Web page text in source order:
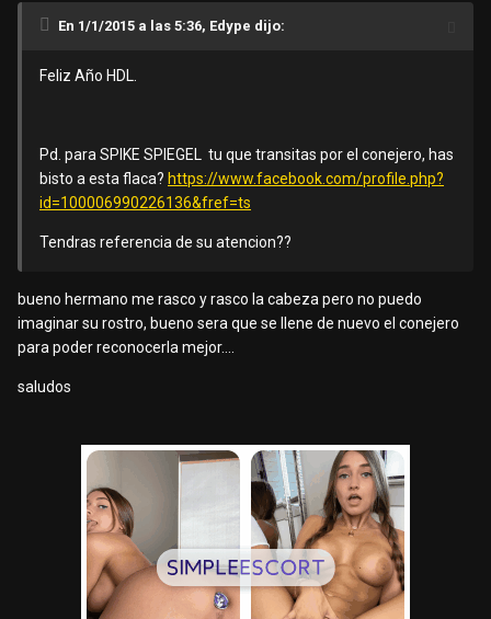
En 1/1/2015 a las 5:36, Edype dijo:
Feliz Año HDL.
Pd. para SPIKE SPIEGEL tu que transitas por el conejero, has
bisto a esta flaca? https://www.facebook.com/profile.php?
id=100006990226136&fref=ts
Tendras referencia de su atencion??
bueno hermano me rasco y rasco la cabeza pero no puedo
imaginar su rostro, bueno sera que se llene de nuevo el conejero
para poder reconocerla mejor....
saludos